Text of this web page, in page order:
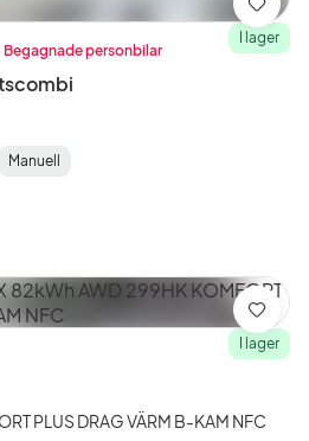
Begagnade personbilar
I lager
Manuell
Spara
I lager
PLUS DRAG VÄRM B-KAM NFC
Spara